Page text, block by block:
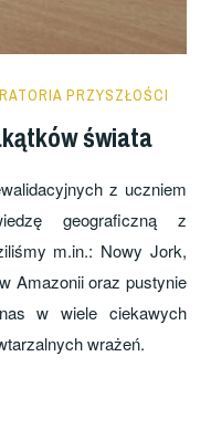
PRZYSZŁOŚCI
świata
z uczniem
geograficzną z
m.in.: Nowy Jork,
Amazonii oraz pustynie
w wiele ciekawych
wrażeń.